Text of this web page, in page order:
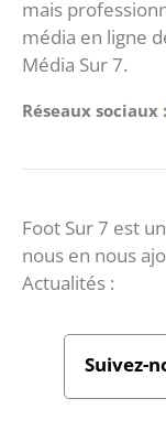
mais
média en ligne
Média Sur 7.
Réseaux sociaux :
Foot Sur 7 est
nous en nous
Actualités :
Suivez-